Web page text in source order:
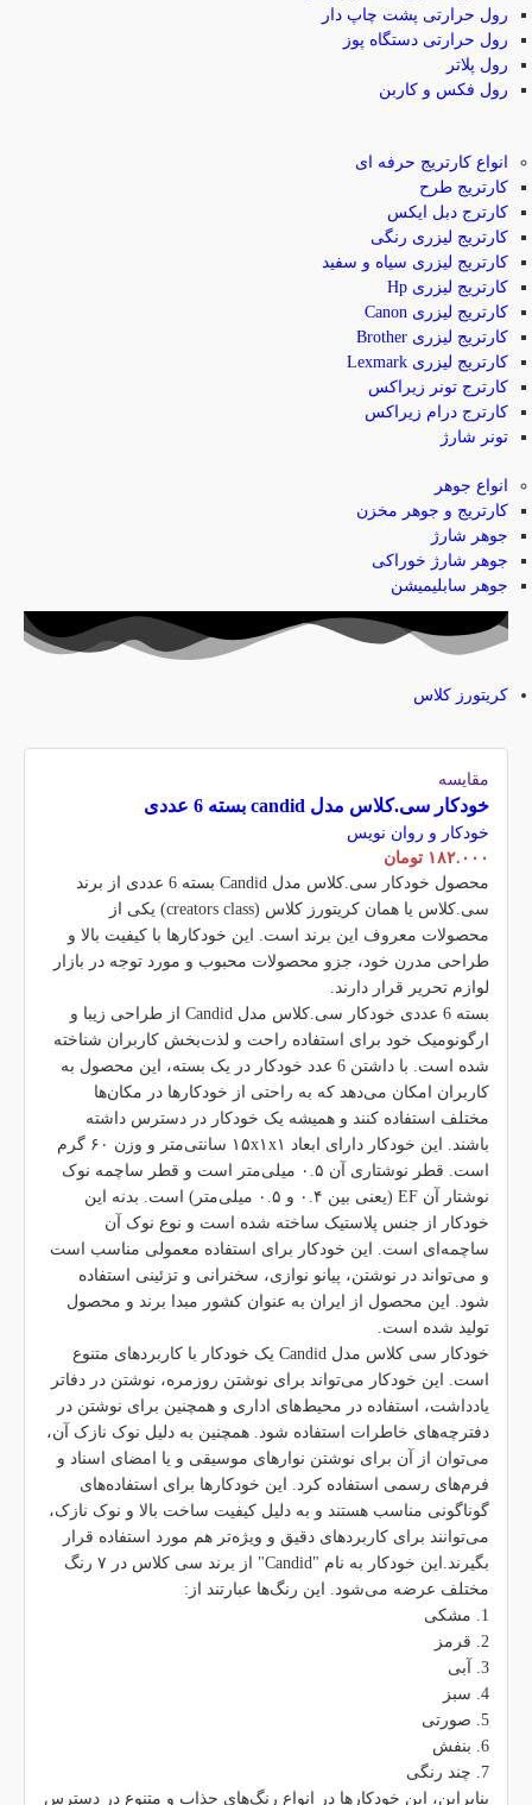
رول حرارتی پشت چاپ دار
رول حرارتی دستگاه پوز
رول پلاتر
رول فکس و کاربن
انواع کارتریج حرفه ای
کارتریج طرح
کارترج دبل ایکس
کارتریج لیزری رنگی
کارتریج لیزری سیاه و سفید
کارتریج لیزری Hp
کارتریج لیزری Canon
کارتریج لیزری Brother
کارتریج لیزری Lexmark
کارترج تونر زیراکس
کارترج درام زیراکس
تونر شارژ
انواع جوهر
کارتریج و جوهر مخزن
جوهر شارژ
جوهر شارژ خوراکی
جوهر سابلیمیشن
کریتورز کلاس
مقایسه
خودکار سی.کلاس مدل candid بسته 6 عددی
خودکار و روان نویس
۱۸۲.۰۰۰ تومان
محصول خودکار سی.کلاس مدل Candid بسته 6 عددی از برند
سی.کلاس یا همان کریتورز کلاس (creators class) یکی از
محصولات معروف این برند است. این خودکارها با کیفیت بالا و
طراحی مدرن خود، جزو محصولات محبوب و مورد توجه در بازار
لوازم تحریر قرار دارند.
بسته 6 عددی خودکار سی.کلاس مدل Candid از طراحی زیبا و
ارگونومیک خود برای استفاده راحت و لذت‌بخش کاربران شناخته
شده است. با داشتن 6 عدد خودکار در یک بسته، این محصول به
کاربران امکان می‌دهد که به راحتی از خودکارها در مکان‌ها
مختلف استفاده کنند و همیشه یک خودکار در دسترس داشته
باشند. این خودکار دارای ابعاد ۱۵x۱x۱ سانتی‌متر و وزن ۶۰ گرم
است. قطر نوشتاری آن ۰.۵ میلی‌متر است و قطر ساچمه نوک
نوشتار آن EF (یعنی بین ۰.۴ و ۰.۵ میلی‌متر) است. بدنه این
خودکار از جنس پلاستیک ساخته شده است و نوع نوک آن
ساچمه‌ای است. این خودکار برای استفاده معمولی مناسب است
و می‌تواند در نوشتن، پیانو نوازی، سخنرانی و تزئینی استفاده
شود. این محصول از ایران به عنوان کشور مبدا برند و محصول
تولید شده است.
خودکار سی کلاس مدل Candid یک خودکار با کاربردهای متنوع
است. این خودکار می‌تواند برای نوشتن روزمره، نوشتن در دفاتر
یادداشت، استفاده در محیط‌های اداری و همچنین برای نوشتن در
دفترچه‌های خاطرات استفاده شود. همچنین به دلیل نوک نازک آن،
می‌توان از آن برای نوشتن نوارهای موسیقی و یا امضای اسناد و
فرم‌های رسمی استفاده کرد. این خودکارها برای استفاده‌های
گوناگونی مناسب هستند و به دلیل کیفیت ساخت بالا و نوک نازک،
می‌توانند برای کاربردهای دقیق و ویژه‌تر هم مورد استفاده قرار
بگیرند.این خودکار به نام "Candid" از برند سی کلاس در ۷ رنگ
مختلف عرضه می‌شود. این رنگ‌ها عبارتند از:
1. مشکی
2. قرمز
3. آبی
4. سبز
5. صورتی
6. بنفش
7. چند رنگی
بنابراین، این خودکارها در انواع رنگ‌های جذاب و متنوع در دسترس